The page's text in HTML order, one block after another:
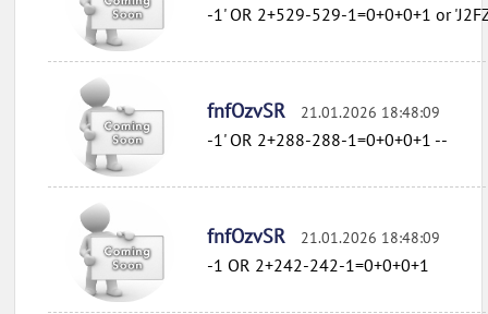
-1' OR 2+529-529-1=0+0+0+1 or
fnfOzvSR 21.01.2026 18:48:09
-1' OR 2+288-288-1=0+0+0+1 --
fnfOzvSR 21.01.2026 18:48:09
-1 OR 2+242-242-1=0+0+0+1